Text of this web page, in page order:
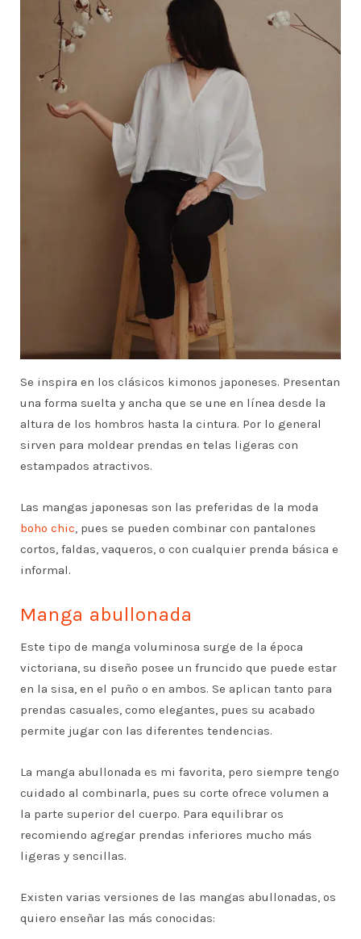
Se inspira en los clásicos kimonos japoneses. Presentan
una forma suelta y ancha que se une en línea desde la
altura de los hombros hasta la cintura. Por lo general
sirven para moldear prendas en telas ligeras con
estampados atractivos.
Las mangas japonesas son las preferidas de la moda
boho chic, pues se pueden combinar con pantalones
cortos, faldas, vaqueros, o con cualquier prenda básica e
informal.
Manga abullonada
Este tipo de manga voluminosa surge de la época
victoriana, su diseño posee un fruncido que puede estar
en la sisa, en el puño o en ambos. Se aplican tanto para
prendas casuales, como elegantes, pues su acabado
permite jugar con las diferentes tendencias.
La manga abullonada es mi favorita, pero siempre tengo
cuidado al combinarla, pues su corte ofrece volumen a
la parte superior del cuerpo. Para equilibrar os
recomiendo agregar prendas inferiores mucho más
ligeras y sencillas.
Existen varias versiones de las mangas abullonadas, os
quiero enseñar las más conocidas: